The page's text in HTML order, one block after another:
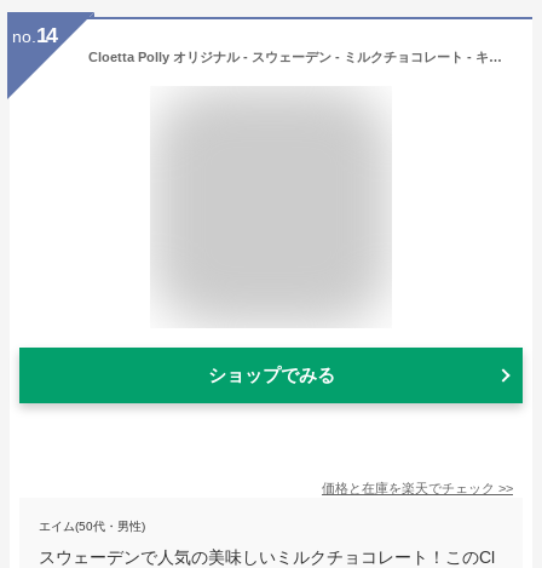
no. 14
Cloetta Polly オリジナル - スウェーデン - ミルクチョコレート - キャンディー - スイーツ - チョコレート - 袋 200g Cloetta Polly Original - Swedish - Milk Chocolate - Candies - Sweets - Chocolates - Bag 200g
ショップでみる
価格と在庫を楽天でチェック >>
エイム(50代・男性)
スウェーデンで人気の美味しいミルクチョコレート！このCl